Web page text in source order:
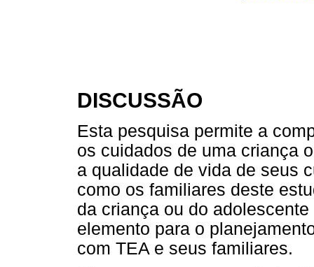
DISCUSSÃO
Esta pesquisa permite a
os cuidados de uma criança
a qualidade de vida de seus
como os familiares deste
da criança ou do
elemento para o
com TEA e seus familiares.